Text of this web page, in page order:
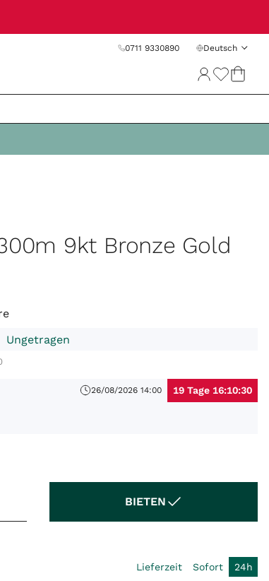
0711 9330890 Deutsch
9kt Bronze Gold
Ungetragen
26/08/2026 14:00 19 Tage 16:10:30
BIETEN
Lieferzeit Sofort 24h